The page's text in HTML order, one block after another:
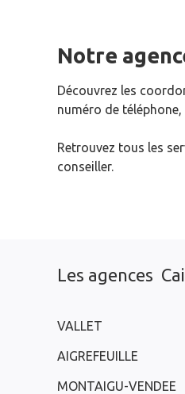
Notre
Découvrez les
numéro de
Retrouvez tous les
conseiller.
Les agences
VALLET
AIGREFEUILLE
MONTAIGU-VENDEE